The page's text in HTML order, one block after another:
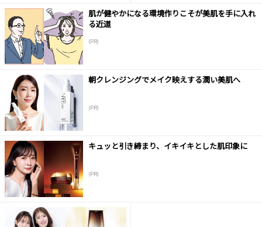
肌が健やかになる環境作りこそが美肌を手に入れ
る近道
(PR)
朝クレンジングでメイク映えする潤い美肌へ
(PR)
キュッと引き締まり、イキイキとした肌印象に
(PR)